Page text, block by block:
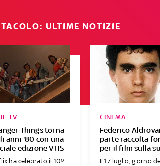
ULTIME NOTIZIE
Things torna
anni '80 con una
edizione VHS
TV
ha celebrato il 10º
Federico
parte raccolta
per il film sulla
CINEMA
Il 17 luglio, giorno del